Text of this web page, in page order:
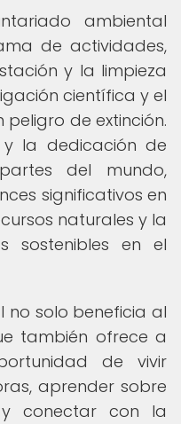
ambiental
de actividades,
y la limpieza
científica y el
de extinción.
la dedicación de
del mundo,
significativos en
naturales y la
sostenibles en el
no solo beneficia al
también ofrece a
de vivir
aprender sobre
conectar con la